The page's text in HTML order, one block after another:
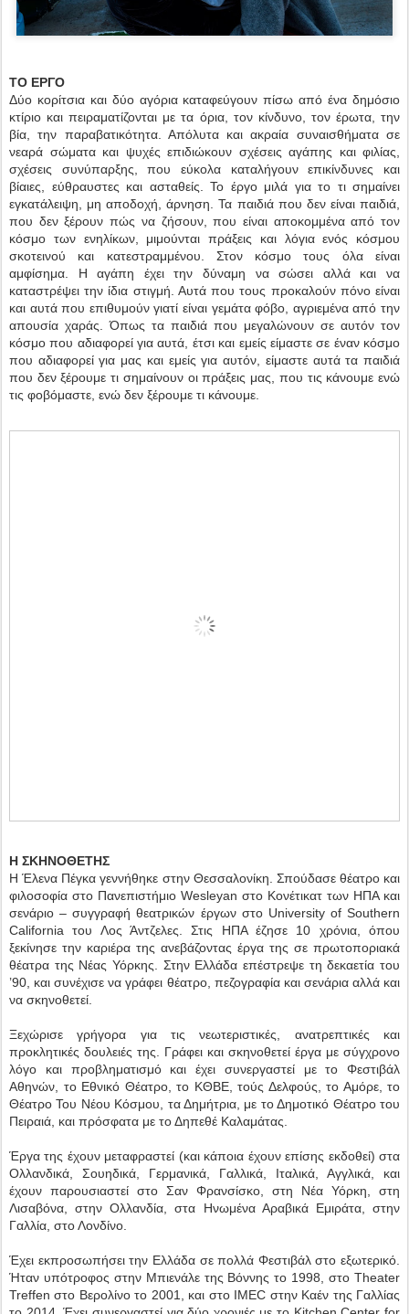
ΤΟ ΕΡΓΟ
Δύο κορίτσια και δύο αγόρια καταφεύγουν πίσω από ένα δημόσιο
κτίριο και πειραματίζονται με τα όρια, τον κίνδυνο, τον έρωτα, την
βία, την παραβατικότητα. Απόλυτα και ακραία συναισθήματα σε
νεαρά σώματα και ψυχές επιδιώκουν σχέσεις αγάπης και φιλίας,
σχέσεις συνύπαρξης, που εύκολα καταλήγουν επικίνδυνες και
βίαιες, εύθραυστες και ασταθείς. Το έργο μιλά για το τι σημαίνει
εγκατάλειψη, μη αποδοχή, άρνηση. Τα παιδιά που δεν είναι παιδιά,
που δεν ξέρουν πώς να ζήσουν, που είναι αποκομμένα από τον
κόσμο των ενηλίκων, μιμούνται πράξεις και λόγια ενός κόσμου
σκοτεινού και κατεστραμμένου. Στον κόσμο τους όλα είναι
αμφίσημα. Η αγάπη έχει την δύναμη να σώσει αλλά και να
καταστρέψει την ίδια στιγμή. Αυτά που τους προκαλούν πόνο είναι
και αυτά που επιθυμούν γιατί είναι γεμάτα φόβο, αγριεμένα από την
απουσία χαράς. Όπως τα παιδιά που μεγαλώνουν σε αυτόν τον
κόσμο που αδιαφορεί για αυτά, έτσι και εμείς είμαστε σε έναν κόσμο
που αδιαφορεί για μας και εμείς για αυτόν, είμαστε αυτά τα παιδιά
που δεν ξέρουμε τι σημαίνουν οι πράξεις μας, που τις κάνουμε ενώ
τις φοβόμαστε, ενώ δεν ξέρουμε τι κάνουμε.
Η ΣΚΗΝΟΘΕΤΗΣ
Η Έλενα Πέγκα γεννήθηκε στην Θεσσαλονίκη. Σπούδασε θέατρο και
φιλοσοφία στο Πανεπιστήμιο Wesleyan στο Κονέτικατ των ΗΠΑ και
σενάριο – συγγραφή θεατρικών έργων στο University of Southern
California του Λος Άντζελες. Στις ΗΠΑ έζησε 10 χρόνια, όπου
ξεκίνησε την καριέρα της ανεβάζοντας έργα της σε πρωτοποριακά
θέατρα της Νέας Υόρκης. Στην Ελλάδα επέστρεψε τη δεκαετία του
’90, και συνέχισε να γράφει θέατρο, πεζογραφία και σενάρια αλλά και
να σκηνοθετεί.
Ξεχώρισε γρήγορα για τις νεωτεριστικές, ανατρεπτικές και
προκλητικές δουλειές της. Γράφει και σκηνοθετεί έργα με σύγχρονο
λόγο και προβληματισμό και έχει συνεργαστεί με το Φεστιβάλ
Αθηνών, το Εθνικό Θέατρο, το ΚΘΒΕ, τούς Δελφούς, το Αμόρε, το
Θέατρο Του Νέου Κόσμου, τα Δημήτρια, με το Δημοτικό Θέατρο του
Πειραιά, και πρόσφατα με το Δηπεθέ Καλαμάτας.
Έργα της έχουν μεταφραστεί (και κάποια έχουν επίσης εκδοθεί) στα
Ολλανδικά, Σουηδικά, Γερμανικά, Γαλλικά, Ιταλικά, Αγγλικά, και
έχουν παρουσιαστεί στο Σαν Φρανσίσκο, στη Νέα Υόρκη, στη
Λισαβόνα, στην Ολλανδία, στα Ηνωμένα Αραβικά Εμιράτα, στην
Γαλλία, στο Λονδίνο.
Έχει εκπροσωπήσει την Ελλάδα σε πολλά Φεστιβάλ στο εξωτερικό.
Ήταν υπότροφος στην Μπιενάλε της Βόννης το 1998, στο Theater
Treffen στο Βερολίνο το 2001, και στο IMEC στην Καέν της Γαλλίας